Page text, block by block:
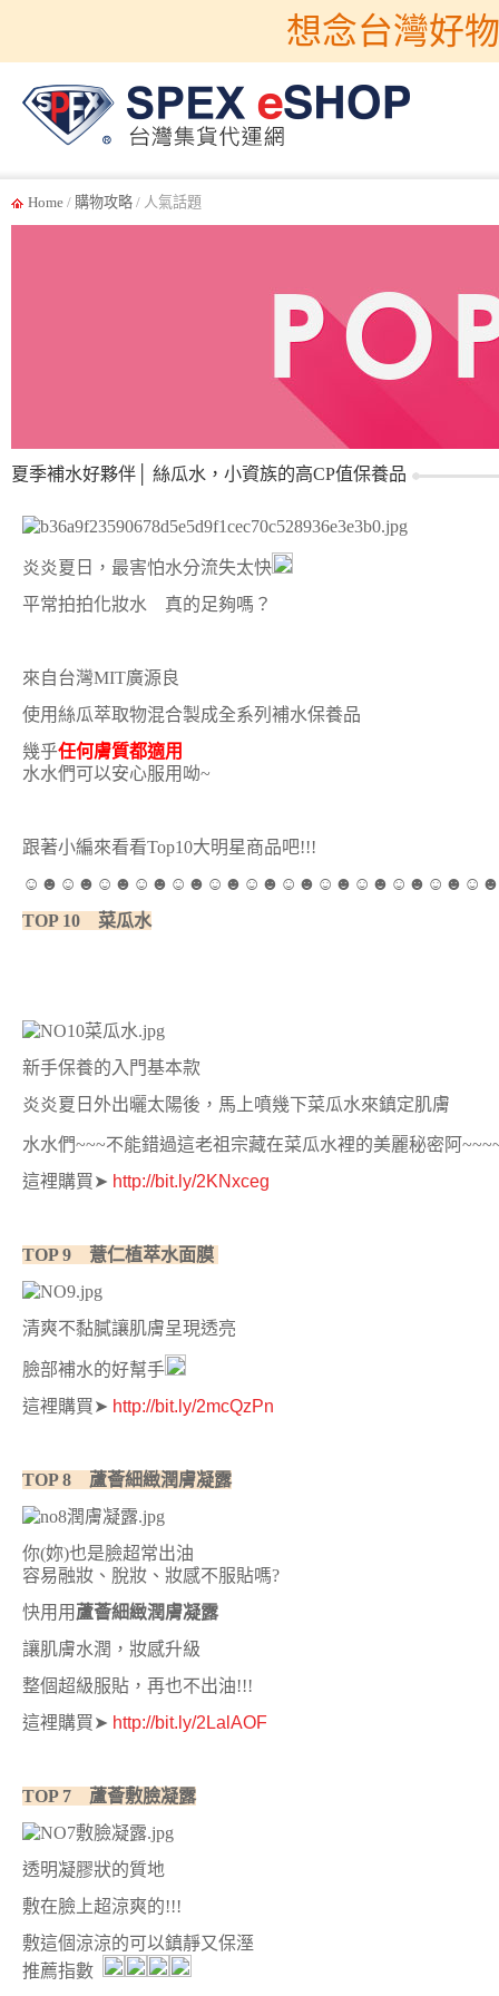
想念台灣好
Home / 購物攻略 / 人氣話題
夏季補水好夥伴│ 絲瓜水，小資族的高CP值保養品
炎炎夏日，最害怕水分流失太快
平常拍拍化妝水 真的足夠嗎？
來自台灣MIT廣源良
使用絲瓜萃取物混合製成全系列補水保養品
幾乎任何膚質都適用
水水們可以安心服用呦~
跟著小編來看看Top10大明星商品吧!!!
☺☻☺☻☺☻☺☻☺☻☺☻☺☻☺☻☺☻☺☻☺☻☺☻☺☻
TOP 10 菜瓜水
新手保養的入門基本款
炎炎夏日外出曬太陽後，馬上噴幾下菜瓜水來鎮定肌膚
水水們~~~不能錯過這老祖宗藏在菜瓜水裡的美麗秘密阿
這裡購買➤ http://bit.ly/2KNxceg
TOP 9 薏仁植萃水面膜
清爽不黏膩讓肌膚呈現透亮
臉部補水的好幫手
這裡購買➤ http://bit.ly/2mcQzPn
TOP 8 蘆薈細緻潤膚凝露
你(妳)也是臉超常出油
容易融妝、脫妝、妝感不服貼嗎?
快用用 蘆薈細緻潤膚凝露
讓肌膚水潤，妝感升級
整個超級服貼，再也不出油!!!
這裡購買➤ http://bit.ly/2LalAOF
TOP 7 蘆薈敷臉凝露
透明凝膠狀的質地
敷在臉上超涼爽的!!!
敷這個涼涼的可以鎮靜又保溼
推薦指數